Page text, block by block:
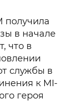
получила
в начале
что в
службы в
к MI-
героя